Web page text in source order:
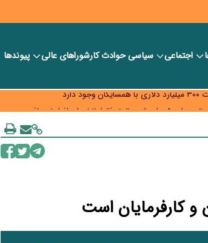
اجتماعی سیاسیحوادث کارشورا‎های عالی پیوندها
واگذار شد
بنزین همچنان در انتظار تأمین منابع و جمع‌بندی نهایی
کارفرمایان است